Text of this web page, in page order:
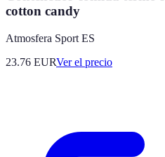
cotton candy
Atmosfera Sport ES
23.76 EURVer el precio